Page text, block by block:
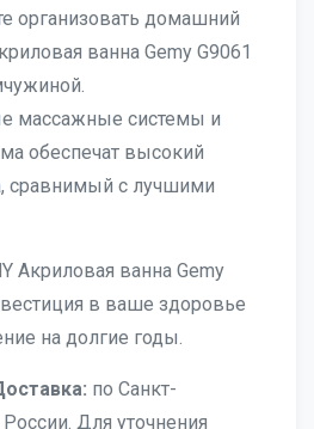
организовать домашний
ванна Gemy G9061
массажные системы и
обеспечат высокий
сравнимый с лучшими
Акриловая ванна Gemy
в ваше здоровье
на долгие годы.
по Санкт-
Для уточнения